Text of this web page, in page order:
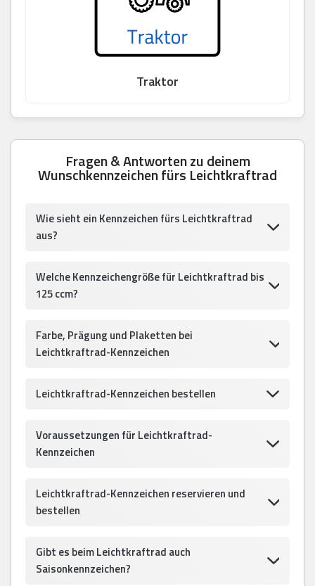
Traktor
Fragen & Antworten zu deinem
Wunschkennzeichen fürs Leichtkraftrad
Wie sieht ein Kennzeichen fürs Leichtkraftrad
aus?
Welche Kennzeichengröße für Leichtkraftrad bis
125 ccm?
Farbe, Prägung und Plaketten bei
Leichtkraftrad-Kennzeichen
Leichtkraftrad-Kennzeichen bestellen
Voraussetzungen für Leichtkraftrad-
Kennzeichen
Leichtkraftrad-Kennzeichen reservieren und
bestellen
Gibt es beim Leichtkraftrad auch
Saisonkennzeichen?